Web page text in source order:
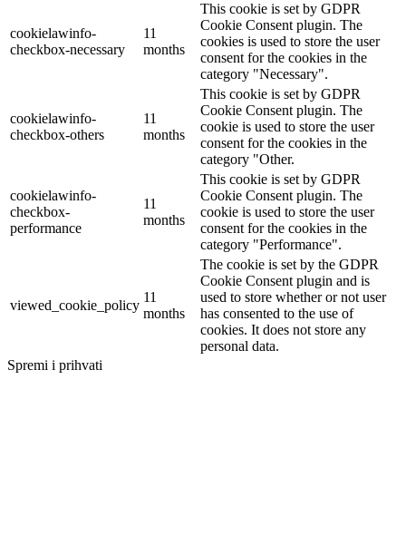
cookielawinfo-
checkbox-necessary
11
months
This cookie is set by GDPR
Cookie Consent plugin. The
cookies is used to store the user
consent for the cookies in the
category "Necessary".
cookielawinfo-
checkbox-others
11
months
This cookie is set by GDPR
Cookie Consent plugin. The
cookie is used to store the user
consent for the cookies in the
category "Other.
cookielawinfo-
checkbox-
performance
11
months
This cookie is set by GDPR
Cookie Consent plugin. The
cookie is used to store the user
consent for the cookies in the
category "Performance".
viewed_cookie_policy
11
months
The cookie is set by the GDPR
Cookie Consent plugin and is
used to store whether or not user
has consented to the use of
cookies. It does not store any
personal data.
Spremi i prihvati